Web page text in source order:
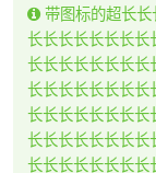
带图标的超长长
长长长长长长长长
长长长长长长长长
长长长长长长长长
长长长长长长长长
长长长长长长长长
长长长长长长长长